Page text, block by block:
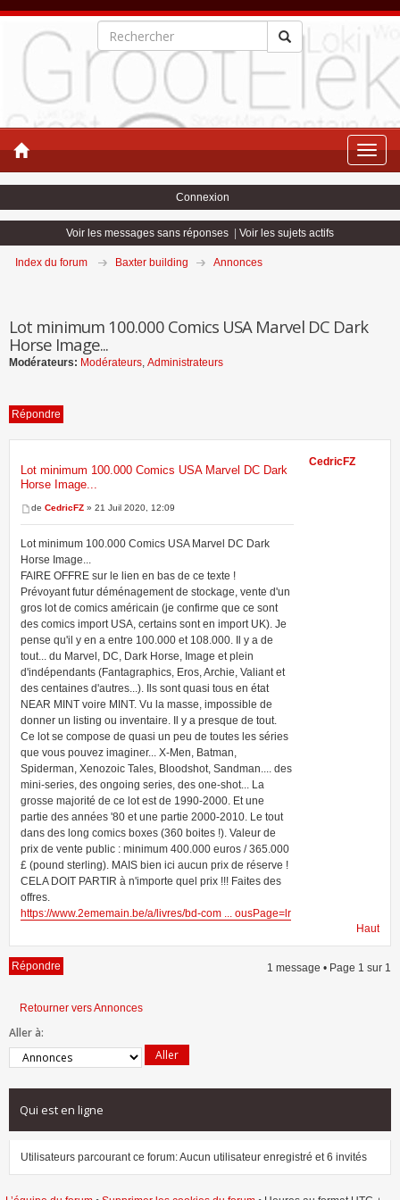
Toggle
Connexion
Voir les messages sans réponses Voir les sujets actifs
Index du forum Baxter building Annonces
Lot minimum 100.000 Comics USA Marvel DC Dark
Horse Image...
Modérateurs: Modérateurs, Administrateurs
Répondre
Lot minimum 100.000 Comics USA Marvel DC Dark
Horse Image...
de CedricFZ » 21 Juil 2020, 12:09
Lot minimum 100.000 Comics USA Marvel DC Dark
Horse Image...
FAIRE OFFRE sur le lien en bas de ce texte !
Prévoyant futur déménagement de stockage, vente d'un
gros lot de comics américain (je confirme que ce sont
des comics import USA, certains sont en import UK). Je
pense qu'il y en a entre 100.000 et 108.000. Il y a de
tout... du Marvel, DC, Dark Horse, Image et plein
d'indépendants (Fantagraphics, Eros, Archie, Valiant et
des centaines d'autres...). Ils sont quasi tous en état
NEAR MINT voire MINT. Vu la masse, impossible de
donner un listing ou inventaire. Il y a presque de tout.
Ce lot se compose de quasi un peu de toutes les séries
que vous pouvez imaginer... X-Men, Batman,
Spiderman, Xenozoic Tales, Bloodshot, Sandman.... des
mini-series, des ongoing series, des one-shot... La
grosse majorité de ce lot est de 1990-2000. Et une
partie des années '80 et une partie 2000-2010. Le tout
dans des long comics boxes (360 boites !). Valeur de
prix de vente public : minimum 400.000 euros / 365.000
£ (pound sterling). MAIS bien ici aucun prix de réserve !
CELA DOIT PARTIR à n'importe quel prix !!! Faites des
offres.
https://www.2ememain.be/a/livres/bd-com ... ousPage=lr
CedricFZ
Haut
Répondre 1 message • Page 1 sur 1
Retourner vers Annonces
Aller à:
Qui est en ligne
Utilisateurs parcourant ce forum: Aucun utilisateur enregistré et 6 invités